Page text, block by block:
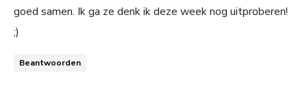
goed samen. Ik ga ze denk ik deze week nog uitproberen!
;)
Beantwoorden